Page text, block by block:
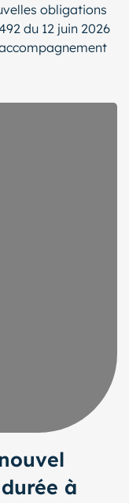
obligations
du 12 juin 2026
à